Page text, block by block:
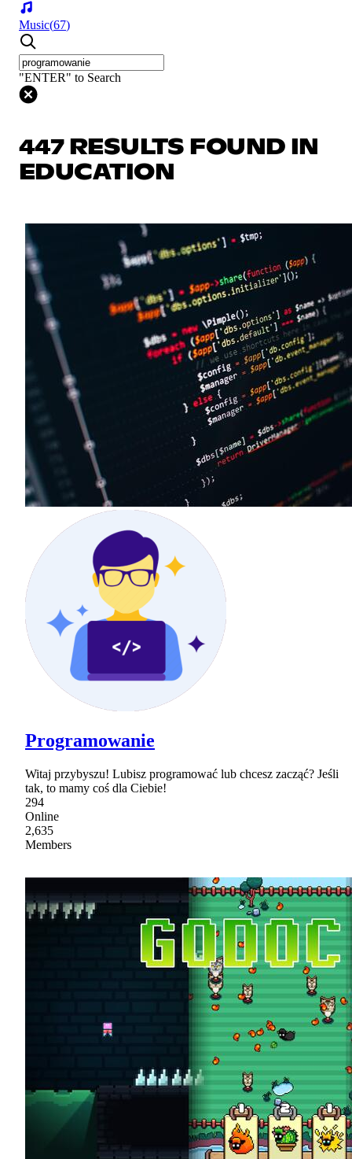
Music(67)
"ENTER" to Search
447 RESULTS FOUND IN
EDUCATION
Programowanie
Witaj przybyszu! Lubisz programować lub chcesz zacząć? Jeśli
tak, to mamy coś dla Ciebie!
294
Online
2,635
Members